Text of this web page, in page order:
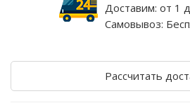
Доставим: от 1
Самовывоз:
Рассчитать